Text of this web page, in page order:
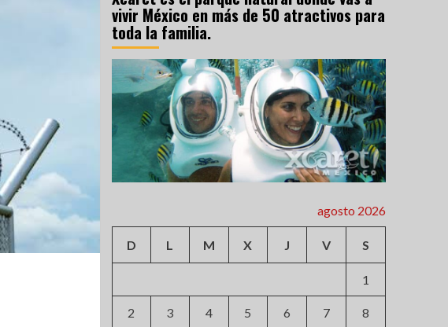
vivir México en más de 50 atractivos para
toda la familia.
agosto 2026
D L M X J V S
1
2 3 4 5 6 7 8